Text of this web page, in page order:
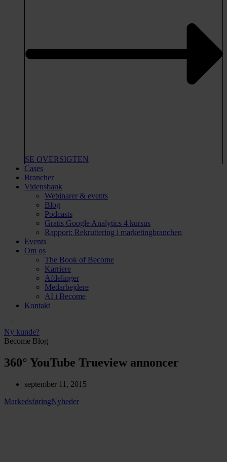
SE OVERSIGTEN
Cases
Brancher
Vidensbank
Webinarer & events
Blog
Podcasts
Gratis Google Analytics 4 kursus
Rapport: Rekruttering i marketingbranchen
Events
Om os
The Book of Become
Karriere
Afdelinger
Medarbejdere
AI i Become
Kontakt
Ny kunde?
Become Blog
360° YouTube Trueview annoncer
september 11, 2015
MarkedsføringNyheder